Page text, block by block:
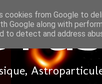
cookies from Google to
Google along with
to detect and address